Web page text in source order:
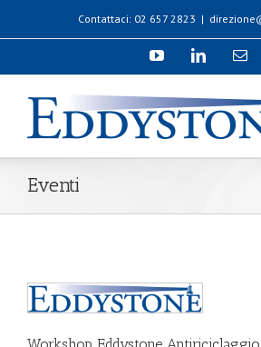
Contattaci: 02 657 2823 |
Eventi